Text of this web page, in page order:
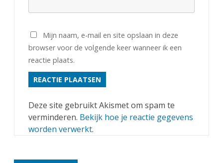
Mijn naam, e-mail en site opslaan in deze
browser voor de volgende keer wanneer ik een
reactie plaats.
Deze site gebruikt Akismet om spam te
verminderen. Bekijk hoe je reactie gegevens
worden verwerkt.